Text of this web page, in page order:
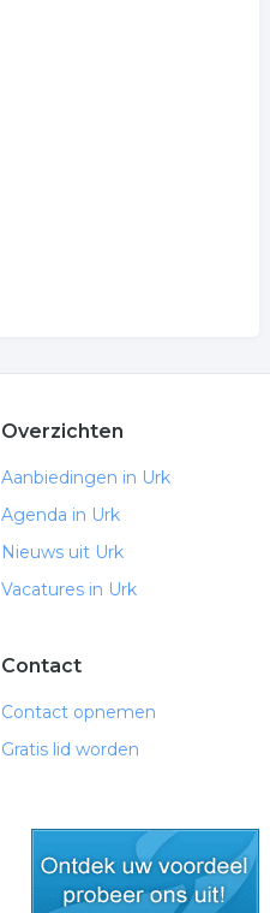
Overzichten
Aanbiedingen in Urk
Agenda in Urk
Nieuws uit Urk
Vacatures in Urk
Contact
Contact opnemen
Gratis lid worden